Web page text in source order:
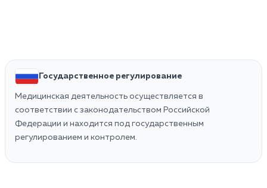
Государственное регулирование
Медицинская деятельность осуществляется в
соответствии с законодательством Российской
Федерации и находится под государственным
регулированием и контролем.